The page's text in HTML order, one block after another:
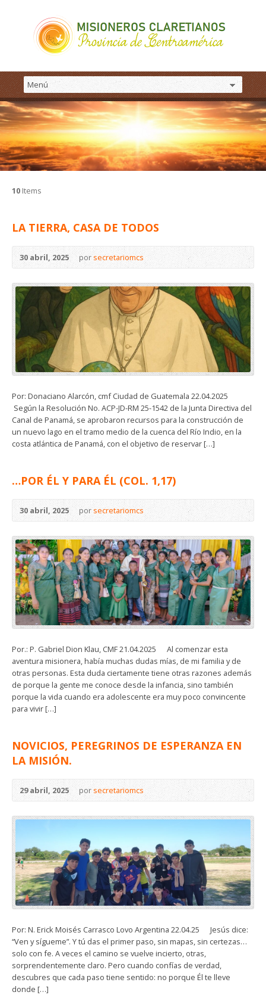
10 Items
LA TIERRA, CASA DE TODOS
30 abril, 2025 porsecretariomcs
Por: Donaciano Alarcón, cmf Ciudad de Guatemala 22.04.2025
Según la Resolución No. ACP-JD-RM 25-1542 de la Junta Directiva del
Canal de Panamá, se aprobaron recursos para la construcción de
un nuevo lago en el tramo medio de la cuenca del Río Indio, en la
costa atlántica de Panamá, con el objetivo de reservar […]
…POR ÉL Y PARA ÉL (COL. 1,17)
30 abril, 2025 porsecretariomcs
Por.: P. Gabriel Dion Klau, CMF 21.04.2025 Al comenzar esta
aventura misionera, había muchas dudas mías, de mi familia y de
otras personas. Esta duda ciertamente tiene otras razones además
de porque la gente me conoce desde la infancia, sino también
porque la vida cuando era adolescente era muy poco convincente
para vivir […]
NOVICIOS, PEREGRINOS DE ESPERANZA EN
LA MISIÓN.
29 abril, 2025 porsecretariomcs
Por: N. Erick Moisés Carrasco Lovo Argentina 22.04.25 Jesús dice:
“Ven y sígueme”. Y tú das el primer paso, sin mapas, sin certezas…
solo con fe. A veces el camino se vuelve incierto, otras,
sorprendentemente claro. Pero cuando confías de verdad,
descubres que cada paso tiene sentido: no porque Él te lleve
donde […]